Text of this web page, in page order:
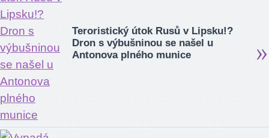
Teroristický útok Rusů v Lipsku!?
Dron s výbušninou se našel u
Antonova plného munice